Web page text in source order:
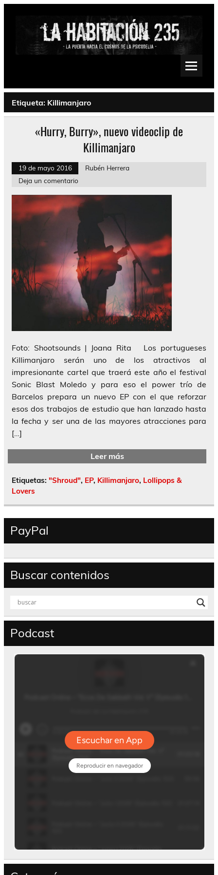
Saltar
Psychedelic, Stoner, Doom, Sludge, Fuzz, Space, Drone
Etiqueta: Killimanjaro
«Hurry, Burry», nuevo videoclip de
Killimanjaro
19 de mayo 2016
Rubén Herrera
Deja un comentario
Foto: Shootsounds | Joana Rita Los portugueses
Killimanjaro serán uno de los atractivos al
impresionante cartel que traerá este año el festival
Sonic Blast Moledo y para eso el power trío de
Barcelos prepara un nuevo EP con el que reforzar
esos dos trabajos de estudio que han lanzado hasta
la fecha y ser una de las mayores atracciones para
[…]
Leer más
Etiquetas: "Shroud", EP, Killimanjaro, Lollipops &
Lovers
PayPal
Buscar contenidos
Podcast